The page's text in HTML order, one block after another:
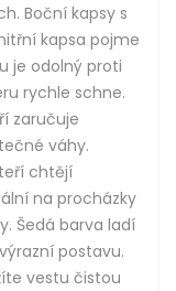
Boční kapsy s
kapsa pojme
je odolný proti
rychle schne.
zaručuje
váhy.
chtějí
na procházky
Šedá barva ladí
postavu.
vestu čistou